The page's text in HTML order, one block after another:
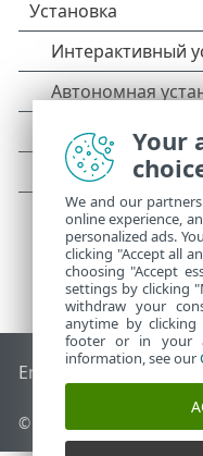
End of Life База
© 1992 - 2025 ESET,
Your
We and our
online experience,
personalized ads.
clicking "Accept all
choosing "Accept
settings by clicking
withdraw your
anytime by
footer or in your
information, see our